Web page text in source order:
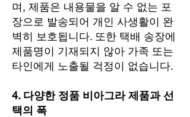
며, 제품은 내용물을 알 수 없는 포
장으로 발송되어 개인 사생활이 완
벽히 보호됩니다. 또한 택배 송장에
제품명이 기재되지 않아 가족 또는
타인에게 노출될 걱정이 없습니다.
4. 다양한 정품 비아그라 제품과 선
택의 폭